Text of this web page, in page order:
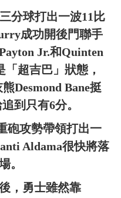
分球打出一波11比
成功開後門聯手
Jr.和Quinten
超吉巴」狀態，
Desmond Bane挺
到只有6分。
砲攻勢帶領打出一
Aldama很快將落
。
，勇士雖然靠